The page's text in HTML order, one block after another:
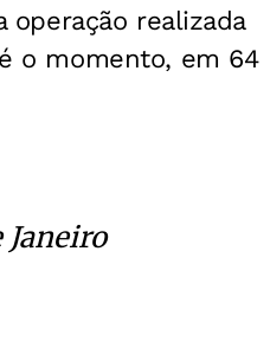
realizada
o momento, em 64